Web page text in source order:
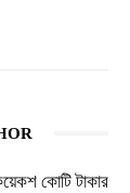
কোটি টাকার